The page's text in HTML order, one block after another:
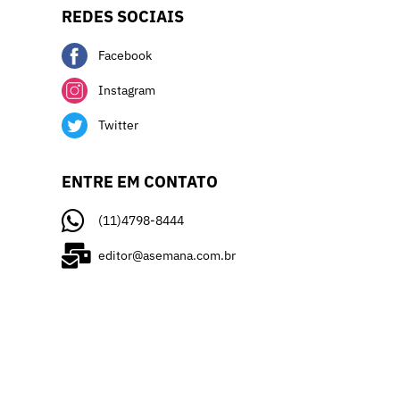
REDES SOCIAIS
Facebook
Instagram
Twitter
ENTRE EM CONTATO
(11)4798-8444
editor@asemana.com.br